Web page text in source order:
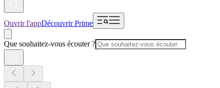
Ouvrir l'appDécouvrir Prime
Que souhaitez-vous écouter ?